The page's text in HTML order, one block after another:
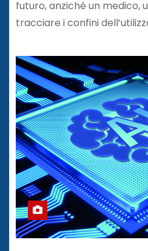
futuro, anziché un medico,
tracciare i confini